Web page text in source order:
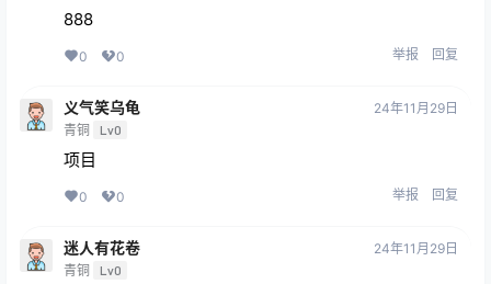
888
0 0 举报 回复
义气笑乌龟
青铜 Lv0
24年11月29日
项目
0 0 举报 回复
迷人有花卷
青铜 Lv0
24年11月29日